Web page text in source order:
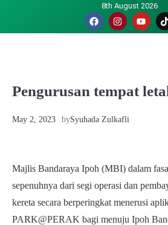
8th August 2026
Pengurusan tempat
May 2, 2023 bySyuhada Zulkafli
Majlis Bandaraya Ipoh (MBI) dalam
sepenuhnya dari segi operasi dan
kereta secara berperingkat menerusi
PARK@PERAK bagi menuju Ipoh